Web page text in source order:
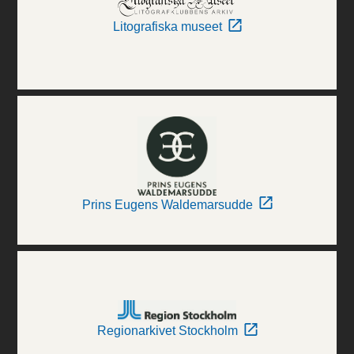
Litografiska museet
Prins Eugens Waldemarsudde
Regionarkivet Stockholm